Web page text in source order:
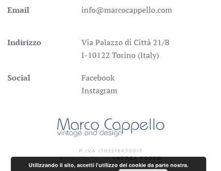
Email
info@marcocappello.com
Indirizzo
Via Palazzo di Città 21/B
I-10122 Torino (Italy)
Social
Facebook
Instagram
P.IVA IT05518620017
REALIZZATO DAANDREA SOSSO
Utilizzando il sito, accetti l'utilizzo dei cookie da parte nostra.